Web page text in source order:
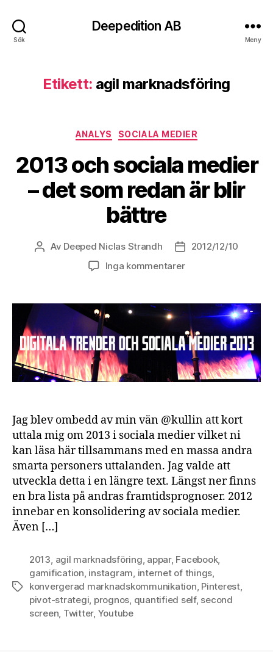
Sök
Deepedition AB
Meny
Etikett: agil marknadsföring
Kategorier
ANALYS SOCIALA MEDIER
2013 och sociala medier
– det som redan är blir
bättre
Inläggsförfattare
Av Deeped Niclas Strandh Inläggsdatum
2012/12/10
Inga kommentarer
Jag blev ombedd av min vän @kullin att kort
uttala mig om 2013 i sociala medier vilket ni
kan läsa här tillsammans med en massa andra
smarta personers uttalanden. Jag valde att
utveckla detta i en längre text. Längst ner finns
en bra lista på andras framtidsprognoser. 2012
innebar en konsolidering av sociala medier.
Även […]
Etiketter
2013, agil marknadsföring, appar, Facebook,
gamification, instagram, internet of things,
konvergerad marknadskommunikation, Pinterest,
pivot-strategi, prognos, quantified self, second
screen, Twitter, Youtube